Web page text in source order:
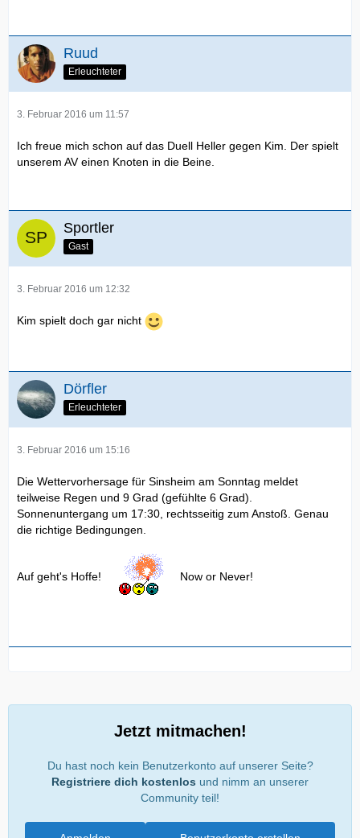
Ruud
Erleuchteter
3. Februar 2016 um 11:57
Ich freue mich schon auf das Duell Heller gegen Kim. Der spielt
unserem AV einen Knoten in die Beine.
Sportler
Gast
3. Februar 2016 um 12:32
Kim spielt doch gar nicht
Dörfler
Erleuchteter
3. Februar 2016 um 15:16
Die Wettervorhersage für Sinsheim am Sonntag meldet
teilweise Regen und 9 Grad (gefühlte 6 Grad).
Sonnenuntergang um 17:30, rechtsseitig zum Anstoß. Genau
die richtige Bedingungen.
Auf geht's Hoffe! Now or Never!
Jetzt mitmachen!
Du hast noch kein Benutzerkonto auf unserer Seite?
Registriere dich kostenlos und nimm an unserer
Community teil!